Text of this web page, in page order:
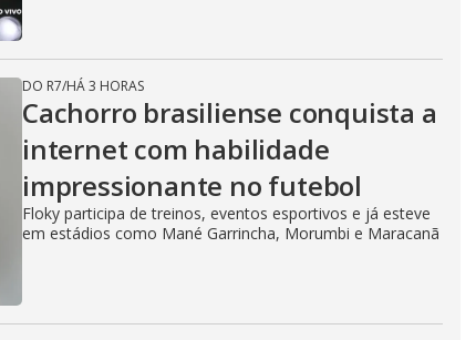
DO R7/HÁ 3 HORAS
Cachorro brasiliense conquista a
internet com habilidade
impressionante no futebol
Floky participa de treinos, eventos esportivos e já esteve
em estádios como Mané Garrincha, Morumbi e Maracanã